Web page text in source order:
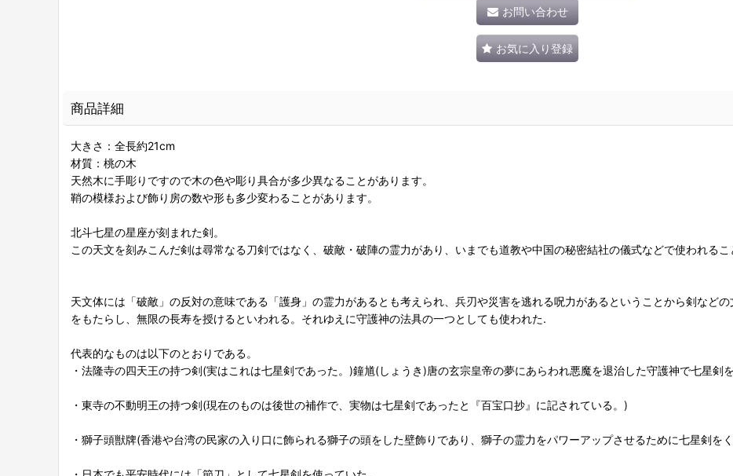
お問い合わせ
お気に入り登録
商品詳細
大きさ：全長約21cm
材質：桃の木
天然木に手彫りですので木の色や彫り具合が多少異なることがあります。
鞘の模様および飾り房の数や形も多少変わることがあります。
北斗七星の星座が刻まれた剣。
この天文を刻みこんだ剣は尋常なる刀剣ではなく、破敵・破陣の霊力があり、いまでも道教や中国の秘密結社の儀式などで使われるこ
天文体には「破敵」の反対の意味である「護身」の霊力があるとも考えられ、兵刃や災害を逃れる呪力があるということから剣など
をもたらし、無限の長寿を授けるといわれる。それゆえに守護神の法具の一つとしても使われた.
代表的なものは以下のとおりである。
・法隆寺の四天王の持つ剣(実はこれは七星剣であった。)鐘馗(しょうき)唐の玄宗皇帝の夢にあらわれ悪魔を退治した守護神で七星剣を
・東寺の不動明王の持つ剣(現在のものは後世の補作で、実物は七星剣であったと『百宝口抄』に記されている。)
・獅子頭獣牌(香港や台湾の民家の入り口に飾られる獅子の頭をした壁飾りであり、獅子の霊力をパワーアップさせるために七星剣を